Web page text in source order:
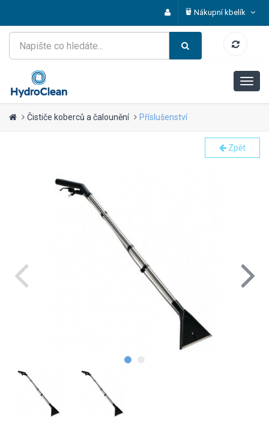
Nákupní kbelík
Čističe koberců a čalounění Příslušenství
Zpět